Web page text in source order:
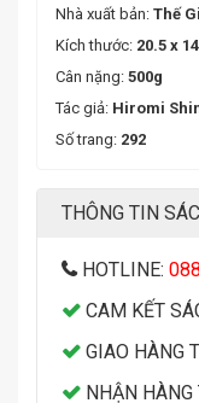
Nhà xuất bản: Thế
Kích thước: 20.5 x
Cân nặng: 500g
Tác giả: Hiromi
Số trang: 292
THÔNG TIN
HOTLINE:
CAM KẾT
GIAO HÀNG
NHẬN